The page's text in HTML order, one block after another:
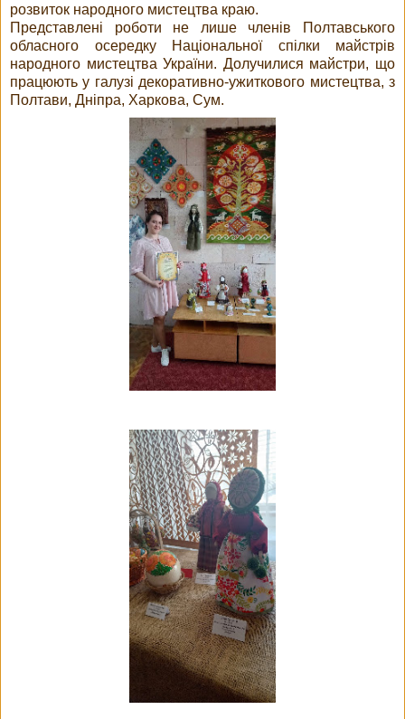
розвиток народного мистецтва краю.
Представлені роботи не лише членів Полтавського
обласного осередку Національної спілки майстрів
народного мистецтва України. Долучилися майстри, що
працюють у галузі декоративно-ужиткового мистецтва, з
Полтави, Дніпра, Харкова, Сум.